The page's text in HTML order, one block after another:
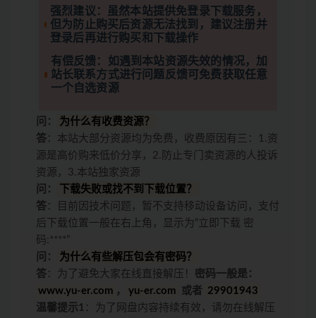
强烈建议：虽然本站提供免登录下载服务，
但为防止购买后资源无法找到，建议注册并
登录后再进行购买和下载操作
有偿反馈：如遇到本站资源失效的情况，加
站长联系方式进行问题反馈可免费获取任意
一个自选资源
问：
为什么有收费资源？
答 ：本站大部分资源均为免费，收费原因有三：1.资
源是高价购来低价分享，2.防止专门卖资源的人投诉
资源，3.本站独家资源
问：
下载失败或找不到下载位置？
答 ：目前因技术问题，暂不支持移动设备访问，支付
后下载位置一般在右上角，显示为“立即下载 密
码:****”
问：
为什么有些解压包会有密码？
答 ：为了避免大家在线直接解压！ 密码一般是：
www.yu-er.com ， yu-er.com 或者 29901943
温馨提示1 ：为了网盘内容持续有效，请勿在线解压